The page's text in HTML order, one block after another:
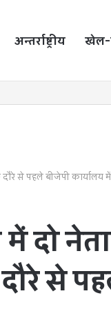
अन्तर्राष्ट्रीय खेल-
से पहले बीजेपी कार्यालय
में दो
से